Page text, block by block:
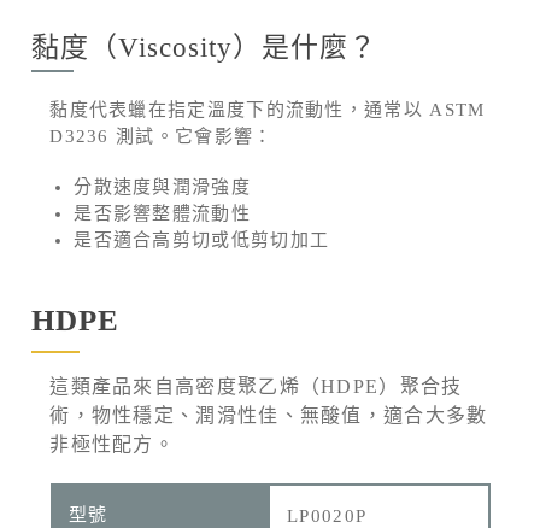
黏度（Viscosity）是什麼？
黏度代表蠟在指定溫度下的流動性，通常以 ASTM
D3236 測試。它會影響：
分散速度與潤滑強度
是否影響整體流動性
是否適合高剪切或低剪切加工
HDPE
這類產品來自高密度聚乙烯（HDPE）聚合技
術，物性穩定、潤滑性佳、無酸值，適合大多數
非極性配方。
LP0020P